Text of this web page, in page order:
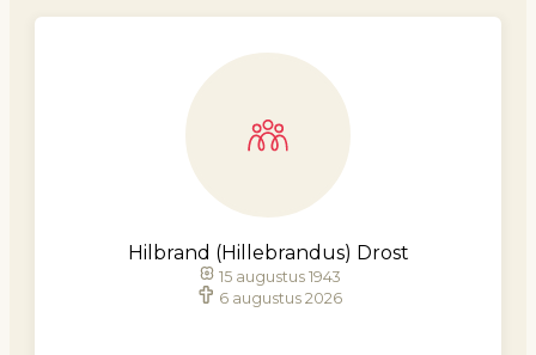
Hilbrand (Hillebrandus) Drost
15 augustus 1943
6 augustus 2026